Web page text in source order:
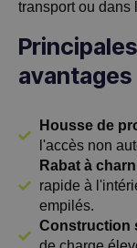
transport ou dans
avantages
Housse de
l'accès non
Rabat à
rapide à
empilés.
Construction